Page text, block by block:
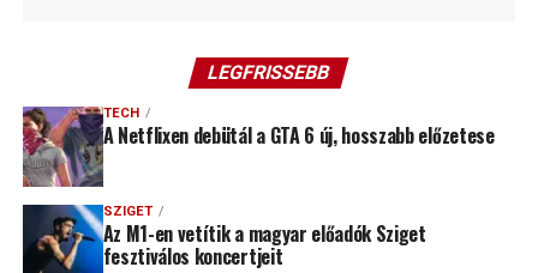
LEGFRISSEBB
TECH
A Netflixen debütál a GTA 6 új, hosszabb előzetese
SZIGET
Az M1-en vetítik a magyar előadók Sziget
fesztiválos koncertjeit